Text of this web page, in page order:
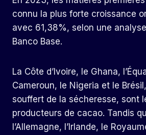
connu la plus forte croissance
avec 61,38%, selon une
Banco Base.
La Côte d’Ivoire, le Ghana,
Cameroun, le Nigeria et le
souffert de la sécheresse, sont
producteurs de cacao. Tandis
l’Allemagne, l’Irlande, le